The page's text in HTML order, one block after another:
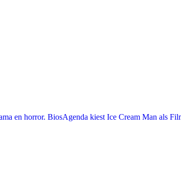
en horror. BiosAgenda kiest Ice Cream Man als